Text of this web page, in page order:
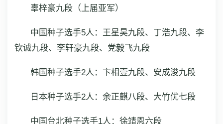
辜梓豪九段（上届亚军）
中国种子选手5人：王星昊九段、丁浩九段、李
钦诚九段、李轩豪九段、党毅飞九段
韩国种子选手2人：卞相壹九段、安成浚九段
日本种子选手2人：余正麒八段、大竹优七段
中国台北种子选手1人：徐靖恩六段